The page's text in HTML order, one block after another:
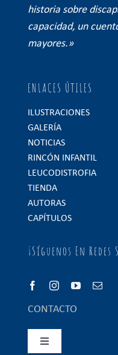
historia sobre
capacidad, un
mayores.»
ENLACES ÚTILES
ILUSTRACIONES
GALERÍA
NOTICIAS
RINCÓN INFANTIL
LEUCODISTROFIA
TIENDA
AUTORAS
CAPÍTULOS
¡Síguenos En Redes
CONTACTO
Toggle